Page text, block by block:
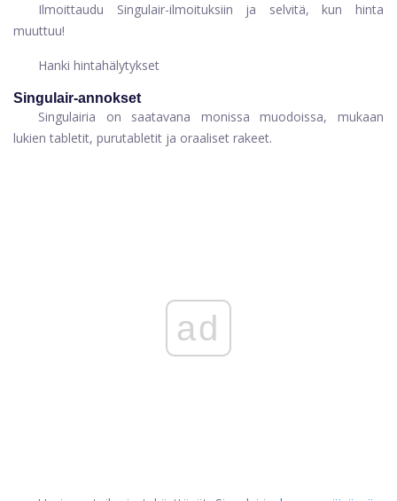
Ilmoittaudu Singulair-ilmoituksiin ja selvitä, kun hinta
muuttuu!
Hanki hintahälytykset
Singulair-annokset
Singulairia on saatavana monissa muodoissa, mukaan
lukien tabletit, purutabletit ja oraaliset rakeet.
ad